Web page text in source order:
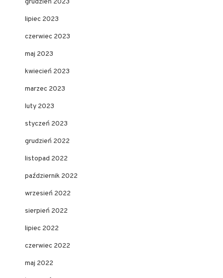
grudzień 2023
lipiec 2023
czerwiec 2023
maj 2023
kwiecień 2023
marzec 2023
luty 2023
styczeń 2023
grudzień 2022
listopad 2022
październik 2022
wrzesień 2022
sierpień 2022
lipiec 2022
czerwiec 2022
maj 2022